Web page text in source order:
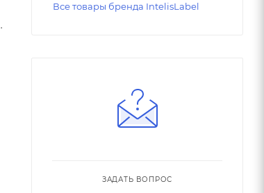
Все товары бренда IntelisLabel
ЗАДАТЬ ВОПРОС